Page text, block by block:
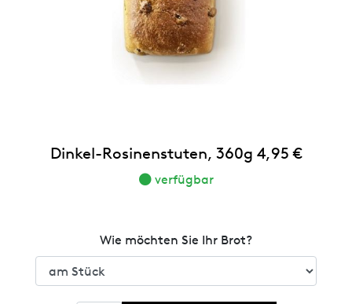
Dinkel-Rosinenstuten, 360g 4,95 €
verfügbar
Wie möchten Sie Ihr Brot?